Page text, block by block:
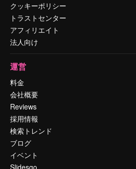
クッキーポリシー
トラストセンター
アフィリエイト
法人向け
運営
料金
会社概要
Reviews
採用情報
検索トレンド
ブログ
イベント
Slidesgo